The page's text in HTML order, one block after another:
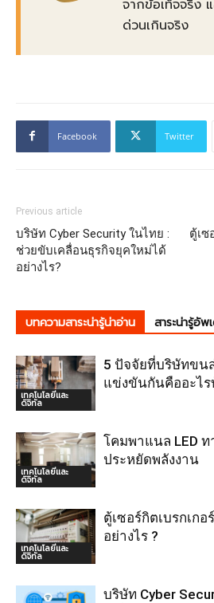
จากข้อเท็จจริง
ด่วนเกินจริง
Facebook Twitter
Previous article
บริษัท Cyber Security ในไทย :
ช่วยขับเคลื่อนธุรกิจยุคใหม่ได้
อย่างไร?
ตู้เซ
บทความสาระน่ารู้น่าอ่าน สาระน่ารู้อัพ
เทคโนโลยีและ
ดิจิทัล
5 ปัจจัยที่บริษัทขน
แข่งขันกันคืออะไร
เทคโนโลยีและ
ดิจิทัล
โคมพาแนล LED ท
ประหยัดพลังงาน
เทคโนโลยีและ
ดิจิทัล
ตู้เซอร์กิตเบรกเก
อย่างไร ?
บริษัท Cyber